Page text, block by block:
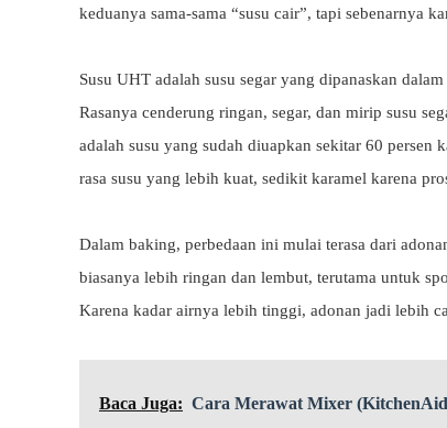
keduanya sama-sama “susu cair”, tapi sebenarnya
Susu UHT adalah susu segar yang dipanaskan
Rasanya cenderung ringan, segar, dan mirip susu
adalah susu yang sudah diuapkan sekitar 60
rasa susu yang lebih kuat, sedikit karamel karena
Dalam baking, perbedaan ini mulai terasa dari
biasanya lebih ringan dan lembut, terutama untuk
Karena kadar airnya lebih tinggi, adonan jadi lebih
Baca Juga: Cara Merawat Mixer